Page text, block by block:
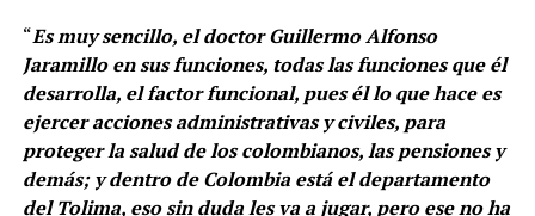
“Es muy sencillo, el doctor Guillermo Alfonso
Jaramillo en sus funciones, todas las funciones que él
desarrolla, el factor funcional, pues él lo que hace es
ejercer acciones administrativas y civiles, para
proteger la salud de los colombianos, las pensiones y
demás; y dentro de Colombia está el departamento
del Tolima, eso sin duda les va a jugar, pero ese no ha